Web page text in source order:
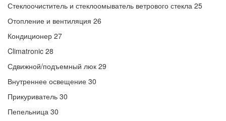
Стеклоочиститель и стеклоомыватель ветрового стекла 25
Отопление и вентиляция 26
Кондиционер 27
Climatronic 28
Сдвижной/подъемный люк 29
Внутреннее освещение 30
Прикуриватель 30
Пепельница 30